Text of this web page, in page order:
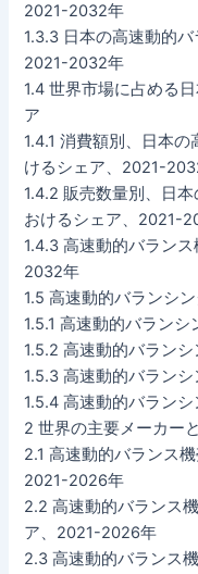
2021-2032年
1.3.3 日本の高速動的バ
2021-2032年
1.4 世界市場に占める
ア
1.4.1 消費額別、日本
けるシェア、2021-
1.4.2 販売数量別、日
おけるシェア、2021-
1.4.3 高速動的バラン
2032年
1.5 高速動的バランシ
1.5.1 高速動的バラン
1.5.2 高速動的バラン
1.5.3 高速動的バラン
1.5.4 高速動的バラン
2 世界の主要メーカー
2.1 高速動的バランス
2021-2026年
2.2 高速動的バランス
ア、2021-2026年
2.3 高速動的バランス